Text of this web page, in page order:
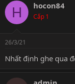
H hocon84
Cấp 1
26/3/21
Nhất định ghe qua